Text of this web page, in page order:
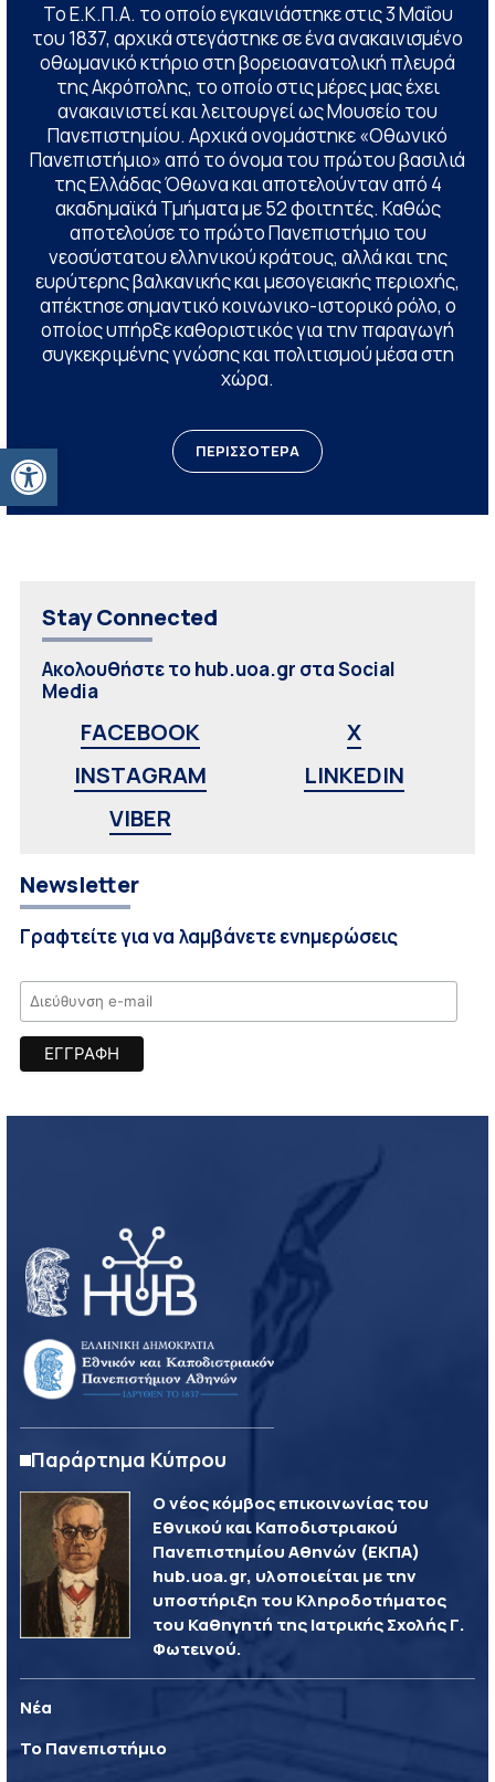
Ανοίξτε τη γραμμή εργαλείων
Το Ε.Κ.Π.Α. το οποίο εγκαινιάστηκε στις 3 Μαΐου
του 1837, αρχικά στεγάστηκε σε ένα ανακαινισμένο
οθωμανικό κτήριο στη βορειοανατολική πλευρά
της Ακρόπολης, το οποίο στις μέρες μας έχει
ανακαινιστεί και λειτουργεί ως Μουσείο του
Πανεπιστημίου. Αρχικά ονομάστηκε «Οθωνικό
Πανεπιστήμιο» από το όνομα του πρώτου βασιλιά
της Ελλάδας Όθωνα και αποτελούνταν από 4
ακαδημαϊκά Τμήματα με 52 φοιτητές. Καθώς
αποτελούσε το πρώτο Πανεπιστήμιο του
νεοσύστατου ελληνικού κράτους, αλλά και της
ευρύτερης βαλκανικής και μεσογειακής περιοχής,
απέκτησε σημαντικό κοινωνικο-ιστορικό ρόλο, ο
οποίος υπήρξε καθοριστικός για την παραγωγή
συγκεκριμένης γνώσης και πολιτισμού μέσα στη
χώρα.
ΠΕΡΙΣΣΟΤΕΡΑ
Stay Connected
Ακολουθήστε το hub.uoa.gr στα Social
Media
FACEBOOK
X
INSTAGRAM
LINKEDIN
VIBER
Newsletter
Γραφτείτε για να λαμβάνετε ενημερώσεις
Παράρτημα Κύπρου
Ο νέος κόμβος επικοινωνίας του
Εθνικού και Καποδιστριακού
Πανεπιστημίου Αθηνών (ΕΚΠΑ)
hub.uoa.gr, υλοποιείται με την
υποστήριξη του Κληροδοτήματος
του Καθηγητή της Ιατρικής Σχολής Γ.
Φωτεινού.
Νέα
Το Πανεπιστήμιο